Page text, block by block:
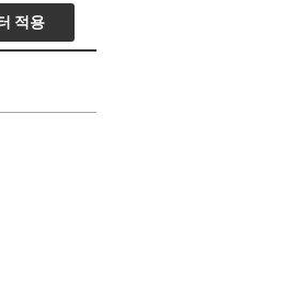
적용